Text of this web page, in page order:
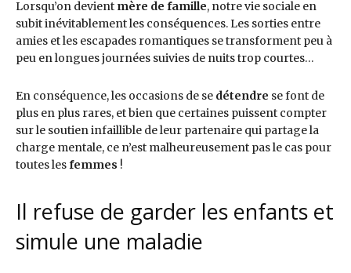
Lorsqu’on devient mère de famille, notre vie sociale en
subit inévitablement les conséquences. Les sorties entre
amies et les escapades romantiques se transforment peu à
peu en longues journées suivies de nuits trop courtes…
En conséquence, les occasions de se détendre se font de
plus en plus rares, et bien que certaines puissent compter
sur le soutien infaillible de leur partenaire qui partage la
charge mentale, ce n’est malheureusement pas le cas pour
toutes lesfemmes !
Il refuse de garder les enfants et
simule une maladie